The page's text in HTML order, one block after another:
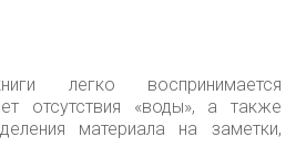
легко воспринимается
отсутствия «воды», а также
материала на заметки,